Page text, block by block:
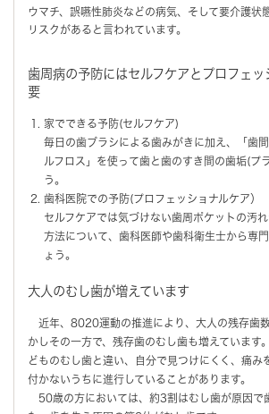
ウマチ、誤嚥性肺炎などの病気、そして要介護状
リスクがあると言われています。
歯周病の予防にはセルフケアとプロフェッ
要
家でできる予防(セルフケア)
毎日の歯ブラシによる歯みがきに加え、「歯
ルフロス」を使って歯と歯のすき間の歯垢(プ
う。
歯科医院での予防(プロフェッショナルケア）
セルフケアでは気づけない歯周ポケットの汚
方法について、歯科医師や歯科衛生士から専
ょう。
大人のむし歯が増えています
近年、8020運動の推進により、大人の残存歯
かしその一方で、残存歯のむし歯も増えています
どものむし歯と違い、自分で見つけにくく、痛み
付かないうちに進行していることがあります。
50歳の方においては、約3割はむし歯が原因で